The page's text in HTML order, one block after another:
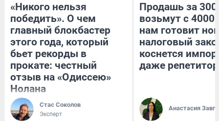
«Никого нельзя
победить». О чем
главный блокбастер
этого года, который
бьет рекорды в
прокате: честный
отзыв на «Одиссею»
Нолана
Стас Соколов
Эксперт
Продашь за
возьмут с
нам готовит
налоговый
коснется
даже
Анастасия